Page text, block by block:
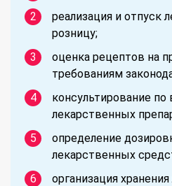
реализация и отпуск
розницу;
оценка рецептов на
требованиям
консультирование
лекарственных
определение
лекарственных
организация